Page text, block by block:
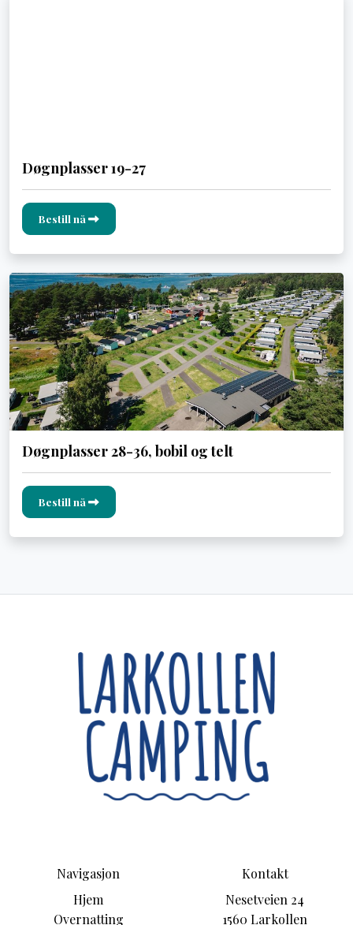
Døgnplasser 19-27
Bestill nå
Døgnplasser 28-36, bobil og telt
Bestill nå
Navigasjon
Hjem
Overnatting
Kontakt
Nesetveien 24
1560 Larkollen